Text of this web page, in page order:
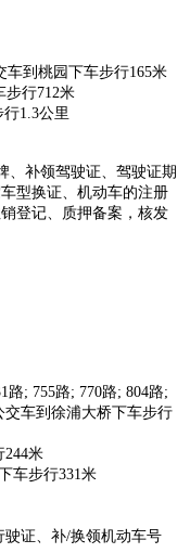
车到桃园下车步行165米
步行712米
1.3公里
、补领驾驶证、驾驶证期
型换证、机动车的注册
登记、质押备案，核发
路; 755路; 770路; 804路;
交车到徐浦大桥下车步行
244米
车步行331米
驶证、补/换领机动车号